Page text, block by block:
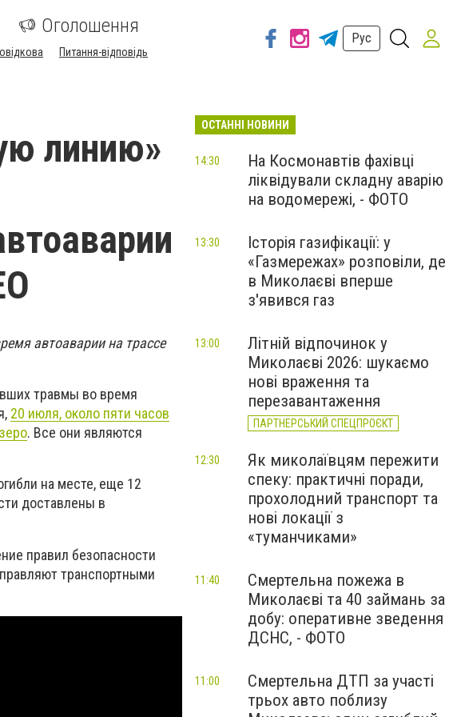
Оголошення
Питання-відповідь
Рус
линию»
автоаварии на трассе
травмы во время
20 июля, около пяти часов
. Все они являются
на месте, еще 12
доставлены в
правил безопасности
транспортными
ОСТАННІ НОВИНИ
На Космонавтів фахівці
ліквідували складну аварію
на водомережі, - ФОТО
14:30
Історія газифікації: у
«Газмережах» розповіли, де
в Миколаєві вперше
з'явився газ
13:30
Літній відпочинок у
Миколаєві 2026: шукаємо
нові враження та
перезавантаження
ПАРТНЕРСЬКИЙ СПЕЦПРОЄКТ
13:00
Як миколаївцям пережити
спеку: практичні поради,
прохолодний транспорт та
нові локації з
«туманчиками»
12:30
Смертельна пожежа в
Миколаєві та 40 займань за
добу: оперативне зведення
ДСНС, - ФОТО
11:40
Смертельна ДТП за участі
трьох авто поблизу
11:00